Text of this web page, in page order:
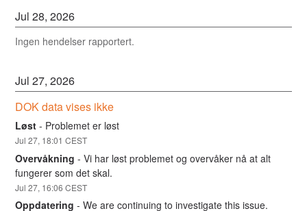
Jul28,2026
Ingen hendelser rapportert.
Jul27,2026
DOK data vises ikke
Løst - Problemet er løst
Jul27, 18:01 CEST
Overvåkning -Vi har løst problemet og overvåker nå at alt
fungerer som det skal.
Jul27, 16:06 CEST
Oppdatering -We are continuing to investigate this issue.